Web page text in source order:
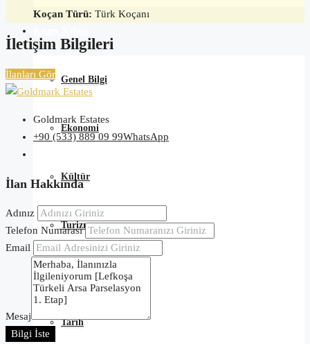
Genel Bilgi
Ekonomi
Kültür
Turizm
Eğitim
Tarih
Koçan Türü: Türk Koçanı
İletişim Bilgileri
İlanları Gör
Goldmark Estates
+90 (533) 889 09 99WhatsApp
İlan Hakkında
Adınız
Telefon Numarası
Email
Mesaj
Bilgi İste